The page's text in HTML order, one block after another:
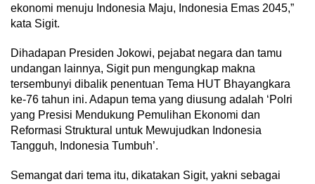
ekonomi menuju Indonesia Maju, Indonesia Emas 2045,”
kata Sigit.
Dihadapan Presiden Jokowi, pejabat negara dan tamu
undangan lainnya, Sigit pun mengungkap makna
tersembunyi dibalik penentuan Tema HUT Bhayangkara
ke-76 tahun ini. Adapun tema yang diusung adalah ‘Polri
yang Presisi Mendukung Pemulihan Ekonomi dan
Reformasi Struktural untuk Mewujudkan Indonesia
Tangguh, Indonesia Tumbuh’.
Semangat dari tema itu, dikatakan Sigit, yakni sebagai